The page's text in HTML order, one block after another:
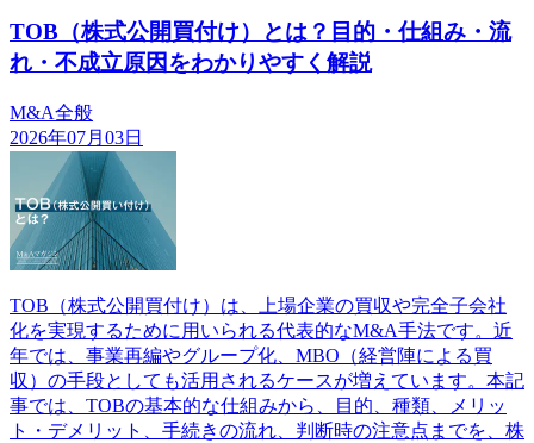
TOB（株式公開買付け）とは？目的・仕組み・流
れ・不成立原因をわかりやすく解説
M&A全般
2026年07月03日
TOB（株式公開買付け）は、上場企業の買収や完全子会社
化を実現するために用いられる代表的なM&A手法です。近
年では、事業再編やグループ化、MBO（経営陣による買
収）の手段としても活用されるケースが増えています。本記
事では、TOBの基本的な仕組みから、目的、種類、メリッ
ト・デメリット、手続きの流れ、判断時の注意点までを、株